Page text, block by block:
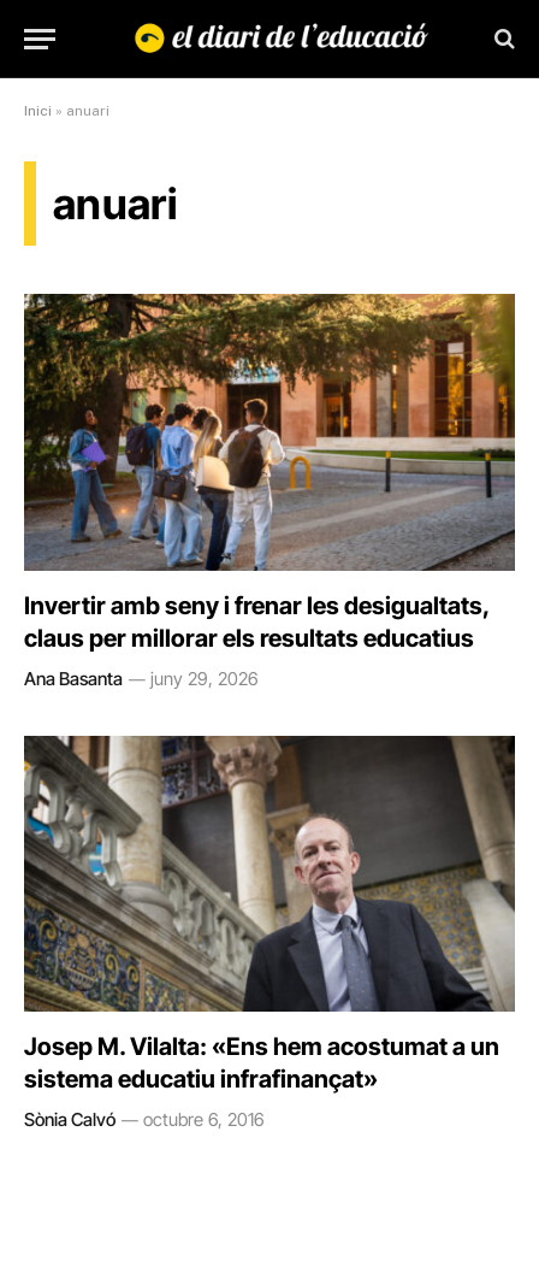
Inici » anuari
anuari
Invertir amb seny i frenar les desigualtats,
claus per millorar els resultats educatius
Ana Basanta juny 29, 2026
Josep M. Vilalta: «Ens hem acostumat a un
sistema educatiu infrafinançat»
Sònia Calvó octubre 6, 2016